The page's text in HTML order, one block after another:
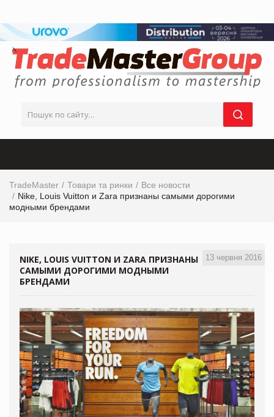
TradeMaster Товари та ринки
Все новости
Nike, Louis Vuitton и Zara признаны самыми дорогими
модными брендами
13 червня 2016
NIKE, LOUIS VUITTON И ZARA ПРИЗНАНЫ
САМЫМИ ДОРОГИМИ МОДНЫМИ
БРЕНДАМИ